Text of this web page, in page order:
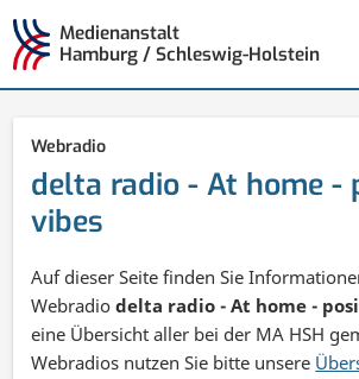
Medienanstalt
Hamburg / Schleswig-Holstein
Webradio
delta radio - At home -
vibes
Auf dieser Seite finden Sie
Webradiodelta radio - At home -
eine Übersicht aller bei der MA HSH
Webradios nutzen Sie bitte unsere